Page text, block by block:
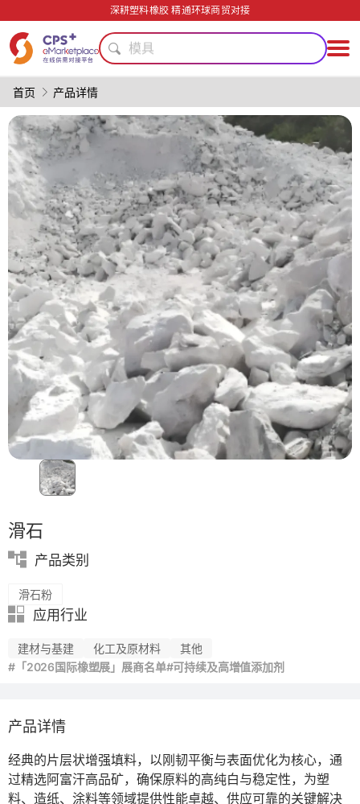
深耕塑料橡胶 精通环球商贸对接
安全包装技术
模具
碳纤维复合材料
阻燃
PET
PVC
生物降解
安全包装技术
高阻隔
模具
碳纤维复合材料
绿色成型方案
阻燃
PET
PP
首页 产品详情
滑石
产品类别
滑石粉
应用行业
建材与基建 化工及原材料
其他
#「2026国际橡塑展」展商名单#可持续及高增值添加剂
产品详情
经典的片层状增强填料，以刚韧平衡与表面优化为核心，通
过精选阿富汗高品矿，确保原料的高纯白与稳定性，为塑
料、造纸、涂料等领域提供性能卓越、供应可靠的关键解决